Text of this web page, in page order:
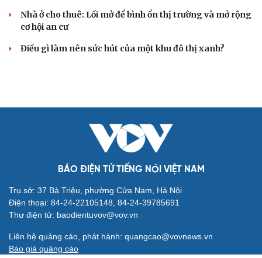
Nhà ở cho thuê: Lối mở để bình ổn thị trường và mở rộng
cơ hội an cư
Điều gì làm nên sức hút của một khu đô thị xanh?
BÁO ĐIỆN TỬ TIẾNG NÓI VIỆT NAM
Trụ sở: 37 Bà Triệu, phường Cửa Nam, Hà Nội
Điện thoại: 84-24-22105148, 84-24-39785691
Thư điện tử: baodientuvov@vov.vn
Liên hệ quảng cáo, phát hành: quangcao@vovnews.vn
Báo giá quảng cáo